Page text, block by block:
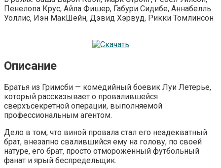
Пенелопа Крус, Айла Фишер, Габури Сидибе, Аннабелль
Уоллис, Иэн МакШейн, Дэвид Хэрвуд, Рикки Томлинсон
Описание
Братья из Гримсби — комедийный боевик Луи Летерье,
который рассказывает о провалившейся
сверхъсекретной операции, выполняемой
профессиональным агентом.
Дело в том, что виной провала стал его неадекватный
брат, внезапно свалившийся ему на голову, по своей
натуре, его брат, просто отмороженный футбольный
фанат и ярый беспредельщик.